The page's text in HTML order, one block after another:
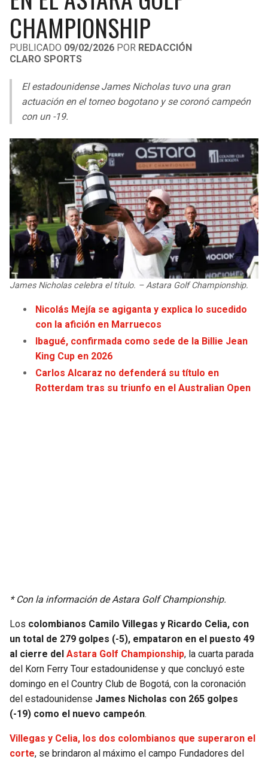
LIGA DE EXPANSIÓN MX
LEAGUES CUP
UEFA EUROPA LEAGUE
UEFA CONFERENCE LEAGUE
MLS
COPA LIBERTADORES
COPA SUDAMERICANA
LIGA BETPLAY
OTRAS LIGAS
CHAMPIONSHIP
PUBLICADO 09/02/2026 POR REDACCIÓN
CLARO SPORTS
El estadounidense James Nicholas tuvo una gran
actuación en el torneo bogotano y se coronó campeón
con un -19.
James Nicholas celebra el título. – Astara Golf Championship.
Nicolás Mejía se agiganta y explica lo sucedido
con la afición en Marruecos
Ibagué, confirmada como sede de la Billie Jean
King Cup en 2026
Carlos Alcaraz no defenderá su título en
Rotterdam tras su triunfo en el Australian Open
* Con la información de Astara Golf Championship.
Los colombianos Camilo Villegas y Ricardo Celia, con
un total de 279 golpes (-5), empataron en el puesto 49
al cierre del Astara Golf Championship, la cuarta parada
del Korn Ferry Tour estadounidense y que concluyó este
domingo en el Country Club de Bogotá, con la coronación
del estadounidense James Nicholas con 265 golpes
(-19) como el nuevo campeón.
Villegas y Celia, los dos colombianos que superaron el
corte, se brindaron al máximo el campo Fundadores del